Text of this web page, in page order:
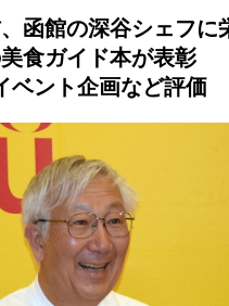
函館の深谷シェフに
食ガイド本が表彰
ベント企画など評価